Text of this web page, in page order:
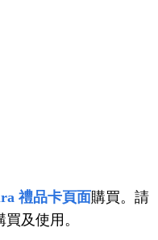
禮品卡頁面購買。請
及使用。